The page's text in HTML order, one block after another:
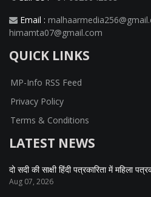
Email :
himamta07@gmail.com
QUICK LINKS
MP-Info RSS Feed
Privacy Policy
Terms & Conditions
LATEST NEWS
दो सदी की साक्षी हिंदी पत्रकारिता में महिला
Aug 07, 2026